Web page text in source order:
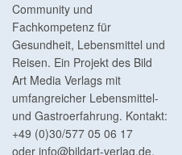
Community und
Fachkompetenz für
Gesundheit, Lebensmittel und
Reisen. Ein Projekt des Bild
Art Media Verlags mit
umfangreicher Lebensmittel-
und Gastroerfahrung. Kontakt:
+49 (0)30/577 05 06 17
oder info@bildart-verlag.de.